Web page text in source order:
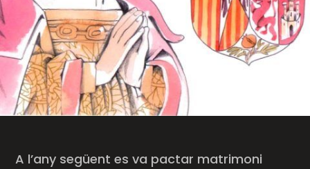
A l’any següent es va pactar matrimoni